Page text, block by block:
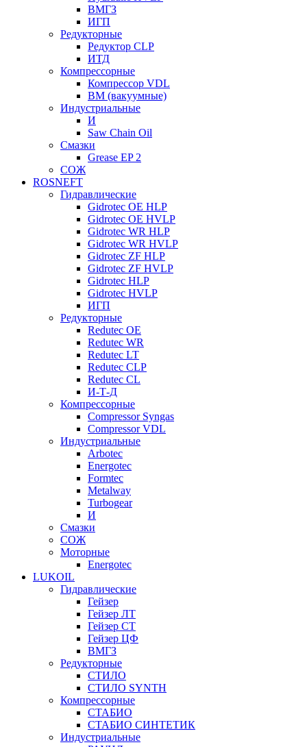
ВМГЗ
ИГП
Редукторные
Редуктор CLP
ИТД
Компрессорные
Компрессор VDL
ВМ (вакуумные)
Индустриальные
И
Saw Chain Oil
Смазки
Grease EP 2
СОЖ
ROSNEFT
Гидравлические
Gidrotec OE HLP
Gidrotec OE HVLP
Gidrotec WR HLP
Gidrotec WR HVLP
Gidrotec ZF HLP
Gidrotec ZF HVLP
Gidrotec HLP
Gidrotec HVLP
ИГП
Редукторные
Redutec OE
Redutec WR
Redutec LT
Redutec CLP
Redutec CL
И-Т-Д
Компрессорные
Compressor Syngas
Compressor VDL
Индустриальные
Arbotec
Energotec
Formtec
Metalway
Turbogear
И
Смазки
СОЖ
Моторные
Energotec
LUKOIL
Гидравлические
Гейзер
Гейзер ЛТ
Гейзер СТ
Гейзер ЦФ
ВМГЗ
Редукторные
СТИЛО
СТИЛО SYNTH
Компрессорные
СТАБИО
СТАБИО СИНТЕТИК
Индустриальные